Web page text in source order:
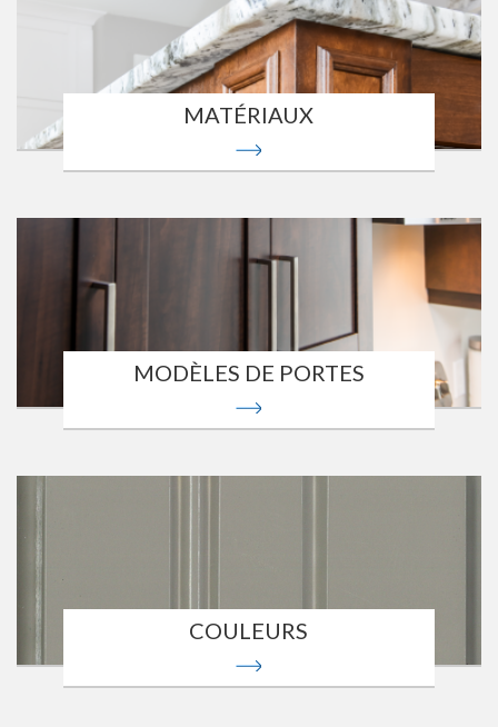
MATÉRIAUX
MODÈLES DE PORTES
COULEURS